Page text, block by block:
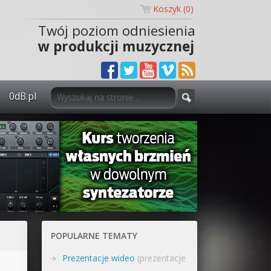
Koszyk (0)
Twój poziom odniesienia
w produkcji muzycznej
0dB.pl
0dB.pl - informacje
Newsletter
Materiały dla mediów
Archiwum aktualności
POPULARNE TEMATY
Prezentacje wideo (prezentacje